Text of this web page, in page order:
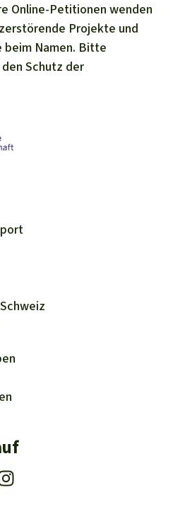
Online-Petitionen wenden
Projekte und
beim Namen. Bitte
Schutz der